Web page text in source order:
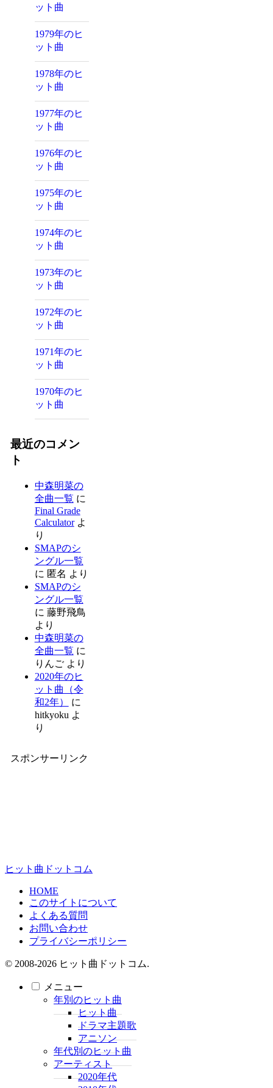
ット曲
1979年のヒ
ット曲
1978年のヒ
ット曲
1977年のヒ
ット曲
1976年のヒ
ット曲
1975年のヒ
ット曲
1974年のヒ
ット曲
1973年のヒ
ット曲
1972年のヒ
ット曲
1971年のヒ
ット曲
1970年のヒ
ット曲
最近のコメン
ト
中森明菜の
全曲一覧 に
Final Grade
Calculatorよ
り
SMAPのシ
ングル一覧
に 匿名 より
SMAPのシ
ングル一覧
に 藤野飛鳥
より
中森明菜の
全曲一覧 に
りんごより
2020年のヒ
ット曲（令
和2年）
に
hitkyoku よ
り
スポンサーリンク
ヒット曲ドットコム
HOME
このサイトについて
よくある質問
お問い合わせ
プライバシーポリシー
© 2008-2026 ヒット曲ドットコム.
メニュー
年別のヒット曲
ヒット曲
ドラマ主題歌
アニソン
年代別のヒット曲
アーティスト
2020年代